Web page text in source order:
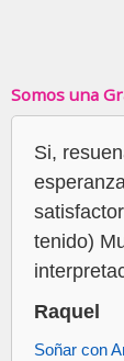
Somos una
Si,
tenido)
Raquel
Soñar con